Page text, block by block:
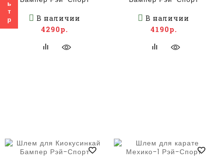
В наличии
4290р.
В наличии
4190р.